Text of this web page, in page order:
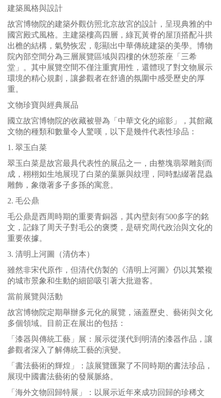
建築風格與設計
故宮博物院的建築外觀仿照北京故宮的設計，呈現典雅的中
國宮殿式風格。主建築樓高四層，綠瓦黃脊的屋頂搭配斗拱
出檐的結構，氣勢恢宏，彰顯出中華傳統建築的美學。博物
院內部空間分為三層展覽區域與四樓的休憩茶座「三希
堂」。其中展覽空間不僅注重實用性，還體現了對文物展示
環境的精心規劃，讓參觀者在舒適的氛圍中感受歷史的厚
重。
文物珍寶與經典展品
國立故宮博物院的收藏被譽為「中華文化的縮影」，其館藏
文物的種類和數量令人驚嘆，以下是幾件代表性珍品：
1. 翠玉白菜
翠玉白菜是故宮最具代表性的展品之一，由整塊翡翠雕刻而
成，栩栩如生地展現了白菜的葉脈與紋理，同時點綴著昆蟲
雕飾，象徵著多子多孫的寓意。
2. 毛公鼎
毛公鼎是西周時期的重要青銅器，其內壁刻有500多字的銘
文，記錄了周天子對毛公的褒獎，是研究周代政治與文化的
重要依據。
3. 清明上河圖（清仿本）
雖然非宋代原作，但清代仿製的《清明上河圖》仍以其繁複
的城市景象和生動的細節吸引著大批遊客。
當前展覽與活動
故宮博物院定期舉辦多元化的展覽，涵蓋歷史、藝術與文化
多個領域。目前正在展出的包括：
「漆器與傳統工藝」展：展示從漢代到明清的漆器作品，讓
參觀者深入了解傳統工藝的演變。
「書法藝術的輝煌」：該展覽匯聚了不同時期的書法珍品，
展現中國書法藝術的發展脈絡。
「海外文物回歸特展」：以展示近年來成功回歸的珍稀文